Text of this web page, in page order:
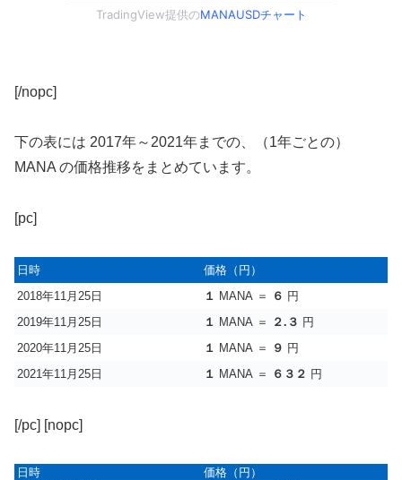
TradingView提供のMANAUSDチャート
[/nopc]
下の表には 2017年～2021年までの、（1年ごとの）
MANA の価格推移をまとめています。
[pc]
日時
価格（円）
2018年11月25日
１ MANA ＝ ６ 円
2019年11月25日
１ MANA ＝ ２.３ 円
2020年11月25日
１ MANA ＝ ９ 円
2021年11月25日
１ MANA ＝ ６３２ 円
[/pc] [nopc]
日時
価格（円）